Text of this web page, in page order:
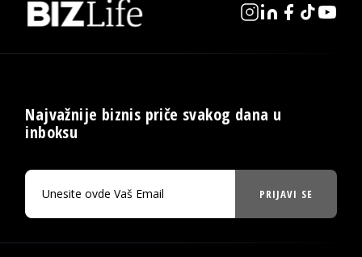
Najvažnije biznis priče svakog dana u
inboksu
PRIJAVI SE